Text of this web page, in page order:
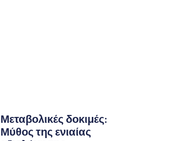
Μεταβολικές δοκιμές:
Μύθος της ενιαίας